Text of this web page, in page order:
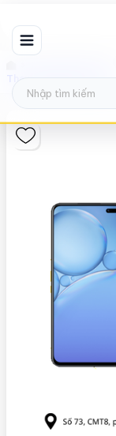
Thay màn hình Vivo V19